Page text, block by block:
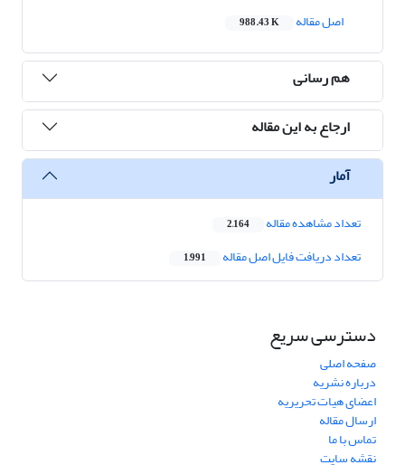
اصل مقاله
988.43 K
هم رسانی
ارجاع به این مقاله
آمار
تعداد مشاهده مقاله 2,164
تعداد دریافت فایل اصل مقاله 1,991
دسترسی سریع
صفحه اصلی
درباره نشریه
اعضای هیات تحریریه
ارسال مقاله
تماس با ما
نقشه سایت